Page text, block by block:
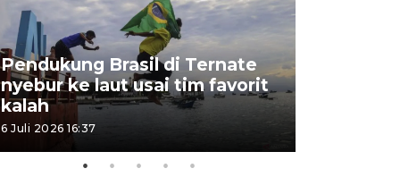
Pendukung Brasil di Ternate
nyebur ke laut usai tim favorit
kalah
6 Juli 2026 16:37